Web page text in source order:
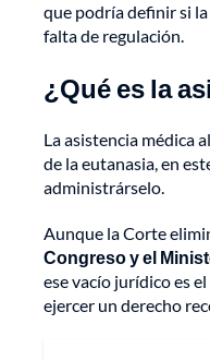
que podría definir si
falta de regulación.
¿Qué es la
La asistencia médica
de la eutanasia, en
administrárselo.
Aunque la Corte
Congreso y el
ese vacío jurídico es
ejercer un derecho